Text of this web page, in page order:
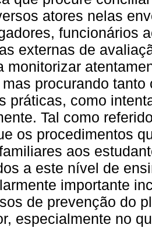
atores nelas
funcionários
externas de
monitorizar
procurando
práticas, como
Tal como
os procedimentos
aos
a este nível de
importante
de prevenção do
especialmente no